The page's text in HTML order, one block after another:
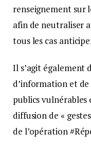
renseignement sur
afin de neutraliser
tous les cas
Il s’agit également
d’information et
publics vulnérables
diffusion de «
de l’opération